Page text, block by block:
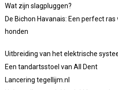
Wat zijn slagpluggen?
De Bichon Havanais: Een perfect
honden
Uitbreiding van het elektrische
Een tandartsstoel van All Dent
Lancering tegellijm.nl